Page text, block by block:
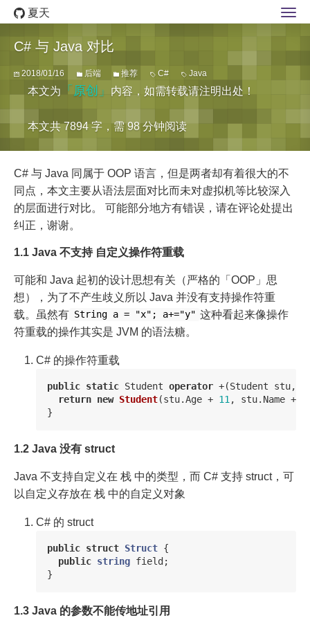
夏天
C# 与 Java 对比
2018/01/16 后端 推荐 C# Java
本文为 「原创」 内容，如需转载请注明出处！
本文共 7894 字，需 98 分钟阅读
C# 与 Java 同属于 OOP 语言，但是两者却有着很大的不
同点，本文主要从语法层面对比而未对虚拟机等比较深入
的层面进行对比。 可能部分地方有错误，请在评论处提出
纠正，谢谢。
1.1 Java 不支持 自定义操作符重载
可能和 Java 起初的设计思想有关（严格的「OOP」思
想），为了不产生歧义所以 Java 并没有支持操作符重
载。虽然有 String a = "x"; a+="y" 这种看起来像操作
符重载的操作其实是 JVM 的语法糖。
C# 的操作符重载
public static Student operator +(Student stu,
return new Student(stu.Age + 11 , stu. Name +
}
1.2 Java 没有 struct
Java 不支持自定义在 栈 中的类型，而 C# 支持 struct，可
以自定义存放在 栈 中的自定义对象
C# 的 struct
public struct Struct {
public string field;
}
1.3 Java 的参数不能传地址引用